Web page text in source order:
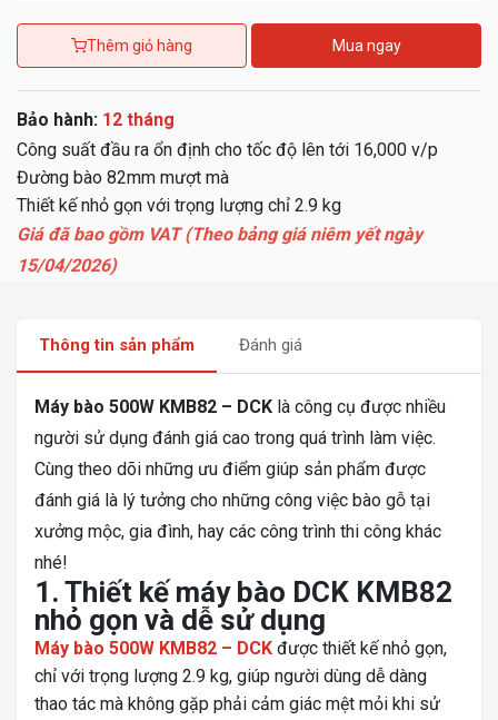
Thêm giỏ hàng Mua ngay
Bảo hành: 12 tháng
Công suất đầu ra ổn định cho tốc độ lên tới 16,000 v/p
Đường bào 82mm mượt mà
Thiết kế nhỏ gọn với trọng lượng chỉ 2.9 kg
Giá đã bao gồm VAT (Theo bảng giá niêm yết ngày
15/04/2026)
Thông tin sản phẩm Đánh giá
Máy bào 500W KMB82 – DCK là công cụ được nhiều
người sử dụng đánh giá cao trong quá trình làm việc.
Cùng theo dõi những ưu điểm giúp sản phẩm được
đánh giá là lý tưởng cho những công việc bào gỗ tại
xưởng mộc, gia đình, hay các công trình thi công khác
nhé!
1. Thiết kế máy bào DCK KMB82
nhỏ gọn và dễ sử dụng
Máy bào 500W KMB82 – DCK được thiết kế nhỏ gọn,
chỉ với trọng lượng 2.9 kg, giúp người dùng dễ dàng
thao tác mà không gặp phải cảm giác mệt mỏi khi sử